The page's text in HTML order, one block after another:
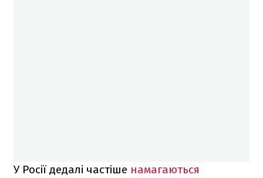
У Росії дедалі частіше намагаються